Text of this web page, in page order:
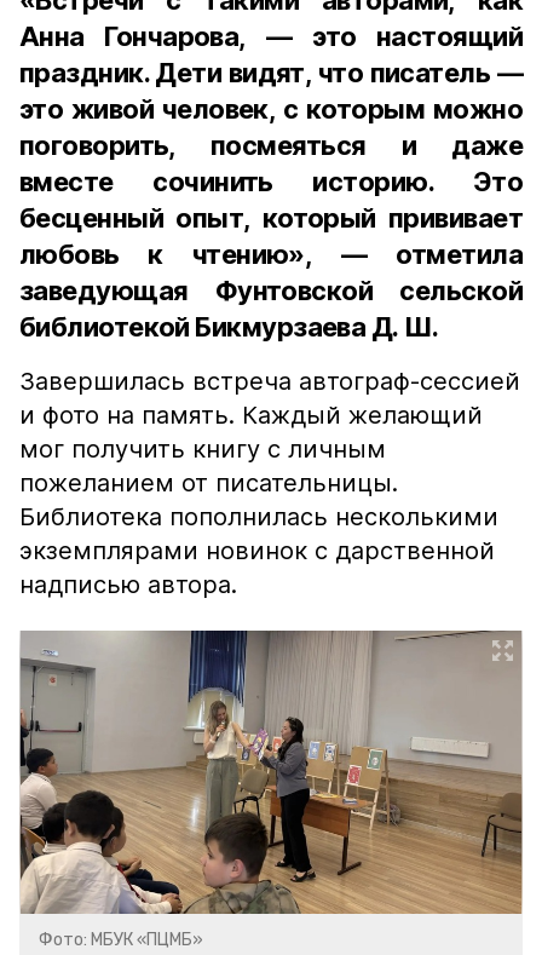
Анна Гончарова, — это настоящий
праздник. Дети видят, что писатель —
это живой человек, с которым можно
поговорить, посмеяться и даже
вместе сочинить историю. Это
бесценный опыт, который прививает
любовь к чтению», — отметила
заведующая Фунтовской сельской
библиотекой Бикмурзаева Д. Ш.
Завершилась встреча автограф-сессией
и фото на память. Каждый желающий
мог получить книгу с личным
пожеланием от писательницы.
Библиотека пополнилась несколькими
экземплярами новинок с дарственной
надписью автора.
Фото: МБУК «ПЦМБ»